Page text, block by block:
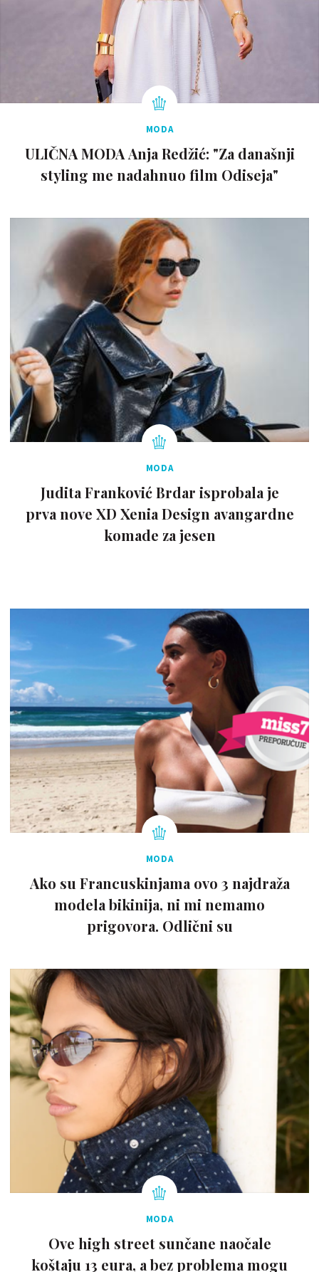
MODA
ULIČNA MODA Anja Redžić: "Za današnji
styling me nadahnuo film Odiseja"
MODA
Judita Franković Brdar isprobala je
prva nove XD Xenia Design avangardne
komade za jesen
MODA
Ako su Francuskinjama ovo 3 najdraža
modela bikinija, ni mi nemamo
prigovora. Odlični su
MODA
Ove high street sunčane naočale
koštaju 13 eura, a bez problema mogu